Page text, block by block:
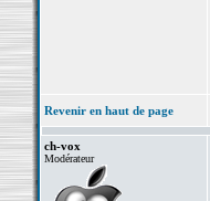
Revenir en haut de page
ch-vox
Modérateur